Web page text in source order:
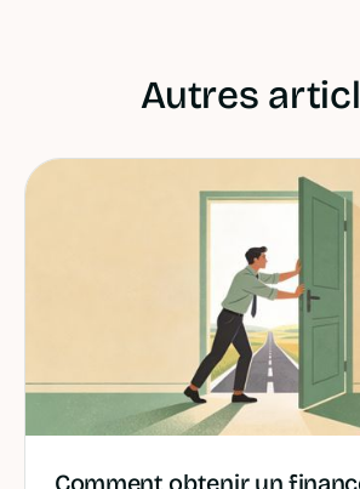
Autres
Comment obtenir un